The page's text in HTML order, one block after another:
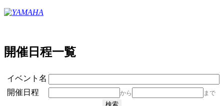
開催日程一覧
イベント名
開催日程
から まで